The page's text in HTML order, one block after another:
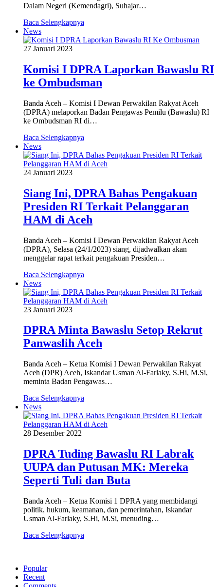
Dalam Negeri (Kemendagri), Suhajar…
Baca Selengkapnya
News
27 Januari 2023
Komisi I DPRA Laporkan Bawaslu RI
ke Ombudsman
Banda Aceh – Komisi I Dewan Perwakilan Rakyat Aceh
(DPRA) melaporkan Badan Pengawas Pemilu (Bawaslu) RI
ke Ombudsman RI di…
Baca Selengkapnya
News
24 Januari 2023
Siang Ini, DPRA Bahas Pengakuan
Presiden RI Terkait Pelanggaran
HAM di Aceh
Banda Aceh – Komisi I Dewan Perwakilan Rakyat Aceh
(DPRA), Selasa (24/1/2023) siang, dijadwalkan akan
menggelar rapat terkait pengakuan Presiden…
Baca Selengkapnya
News
23 Januari 2023
DPRA Minta Bawaslu Setop Rekrut
Panwaslih Aceh
Banda Aceh – Ketua Komisi I Dewan Perwakilan Rakyat
Aceh (DPR) Aceh, Iskandar Usman Al-Farlaky, S.Hi, M.Si,
meminta Badan Pengawas…
Baca Selengkapnya
News
28 Desember 2022
DPRA Tuding Bawaslu RI Labrak
UUPA dan Putusan MK: Mereka
Seperti Tuli dan Buta
Banda Aceh – Ketua Komisi 1 DPRA yang membidangi
politik, hukum, keamanan, dan pemerintahan, Iskandar
Usman Al-Farlaky, S.Hi, M.Si, menuding…
Baca Selengkapnya
Popular
Recent